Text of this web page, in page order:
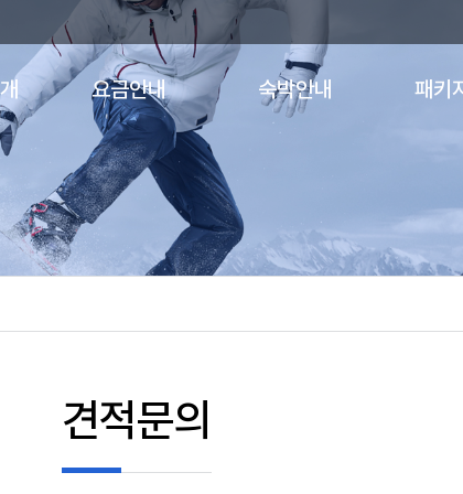
요금안내
장비요금
리프트요금
강습요금
숙박안내
펜션/모텔
패키
당
견적문의